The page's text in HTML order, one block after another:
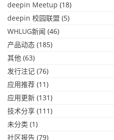
deepin Meetup (18)
deepin 校园联盟 (5)
WHLUG新闻 (46)
产品动态 (185)
其他 (63)
发行注记 (76)
应用推荐 (11)
应用更新 (131)
技术分享 (111)
未分类 (1)
社区报告 (79)